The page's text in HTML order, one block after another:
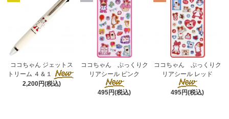
ココちゃん ジェットス
トリーム ４＆１
2,200円(税込)
ココちゃん ぷっくりク
リアシール ピンク
495円(税込)
ココちゃん ぷっくりク
リアシール レッド
495円(税込)